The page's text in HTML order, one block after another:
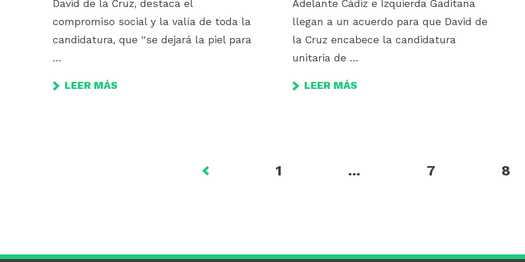
David de la Cruz, destaca el
compromiso social y la valía de toda la
candidatura, que “se dejará la piel para
…
LEER MÁS
Adelante Cádiz e Izquierda Gaditana
llegan a un acuerdo para que David de
la Cruz encabece la candidatura
unitaria de …
LEER MÁS
1 … 7 8